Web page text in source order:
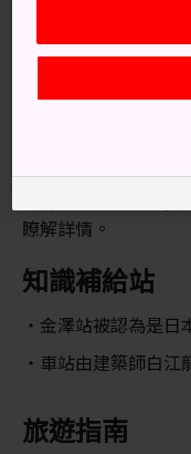
隨著 2015 年東京
通變得更為便利。
發掘這塊日本文化
從日本幾個主要城
快列車從東京和京都
打算由日本其他主
瞭解詳情。
知識補給站
金澤站被認為是日
車站由建築師白江
旅遊指南